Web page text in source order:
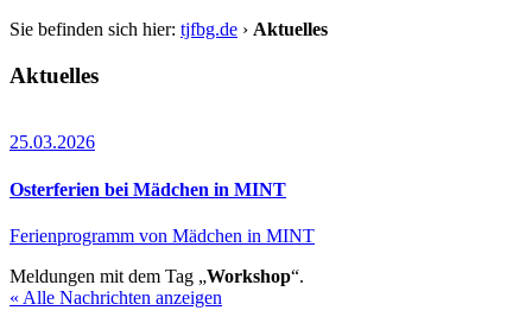
Sie befinden sich hier: tjfbg.de › Aktuelles
Aktuelles
25.03.2026
Osterferien bei Mädchen in MINT
Ferienprogramm von Mädchen in MINT
Meldungen mit dem Tag „Workshop“.
« Alle Nachrichten anzeigen